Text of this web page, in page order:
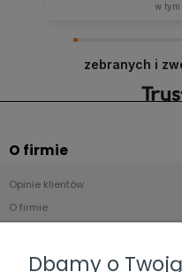
w
zebranych i
O firmie
Opinie klientów
O firmie
Dbamy o